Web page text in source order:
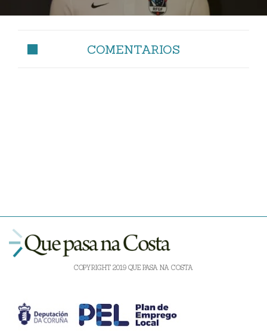
COMENTARIOS
COPYRIGHT 2019 QUE PASA NA COSTA